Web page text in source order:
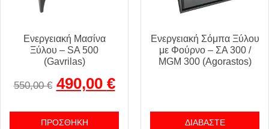
Ενεργειακή Μασίνα
Ξύλου – SA 500
(Gavrilas)
550,00€ 490,00 €
ΠΡΟΣΘΉΚΗ
Ενεργειακή Σόμπα Ξύλου
με Φούρνο – ΣΑ 300 /
MGM 300 (Agorastos)
ΔΙΑΒΆΣΤΕ